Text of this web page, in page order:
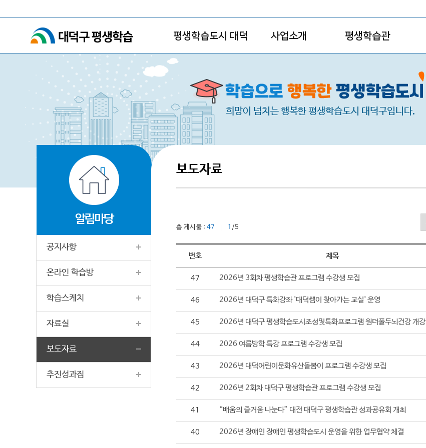
평생학습도시 대덕 사업소개 평생학습관
알림마당
공지사항
온라인 학습방
학습스케치
자료실
보도자료
추진성과집
보도자료
총 게시물 : 47 1 /5
번호 제목
47 2026년 3회차 평생학습관 프로그램 수강생 모집
46 2026년 대덕구 특화강좌 '대덕쌤이 찾아가는 교실' 운영
45 2026년 대덕구 평생학습도시조성및특화프로그램 원더풀두뇌건강 개강
44 2026 여름방학 특강 프로그램 수강생 모집
43 2026년 대덕어린이문화유산돌봄이 프로그램 수강생 모집
42 2026년 2회차 대덕구 평생학습관 프로그램 수강생 모집
41 “배움의 즐거움 나눈다” 대전 대덕구 평생학습관 성과공유회 개최
40 2026년 장애인 장애인 평생학습도시 운영을 위한 업무협약 체결